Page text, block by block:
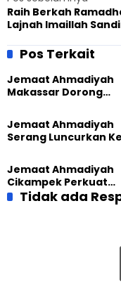
Raih Berkah
Lajnah Imaillah
Sembako Langsung
Warga
Pos Terkait
Jemaat Ahmadiyah
Makassar Dorong
Lewat Edukasi
Jemaat Ahmadiyah
Serang Luncurkan
Generasi Unggul
Jemaat Ahmadiyah
Cikampek Perkuat
Komitmen Bangun
Tidak ada